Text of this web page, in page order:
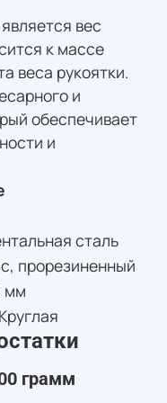
вес
к массе
веса рукоятки.
и
обеспечивает
и
сталь
прорезиненный
мм
грамм